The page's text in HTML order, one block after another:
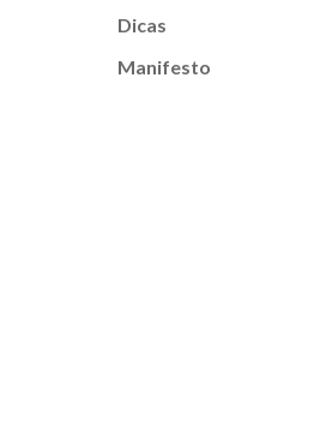
Dicas
Manifesto